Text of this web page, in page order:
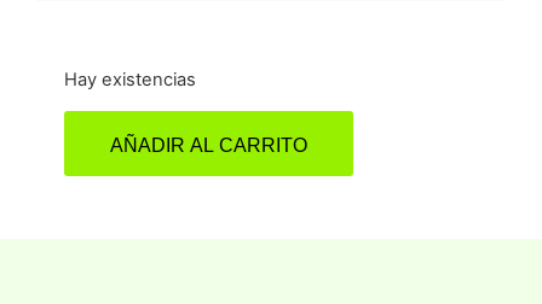
Hay existencias
AÑADIR AL CARRITO